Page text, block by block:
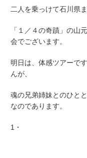
二人を乗っけて石川
「１／４の奇蹟」の山
会でございます。
明日は、体感ツアーで
んが、
魂の兄弟姉妹とのひと
なのであります。
1・